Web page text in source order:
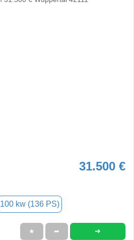
31.500 €
100 kw (136 PS)
★ ➦ ➜